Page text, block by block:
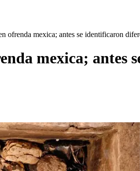
ofrenda mexica; antes se identificaron
mexica; antes